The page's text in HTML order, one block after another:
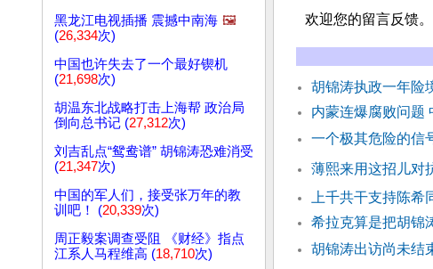
黑龙江电视插播 震撼中南海 🖼️
(26,334次)
中国也许失去了一个最好锲机
(21,698次)
胡温东北战略打击上海帮 政治局
倒向总书记 (27,312次)
刘吉乱点“鸳鸯谱” 胡锦涛恐难消受
(21,347次)
中国的军人们，接受张万年的教
训吧！ (20,339次)
周正毅案调查受阻 《财经》指点
江系人马程维高 (18,710次)
欢迎您的留言反馈。
胡锦涛执政一年险
内蒙连爆腐败问题
一个极其危险的信
薄熙来用这招儿对
上千共干支持陈
希拉克算是把胡锦
胡锦涛出访尚未结